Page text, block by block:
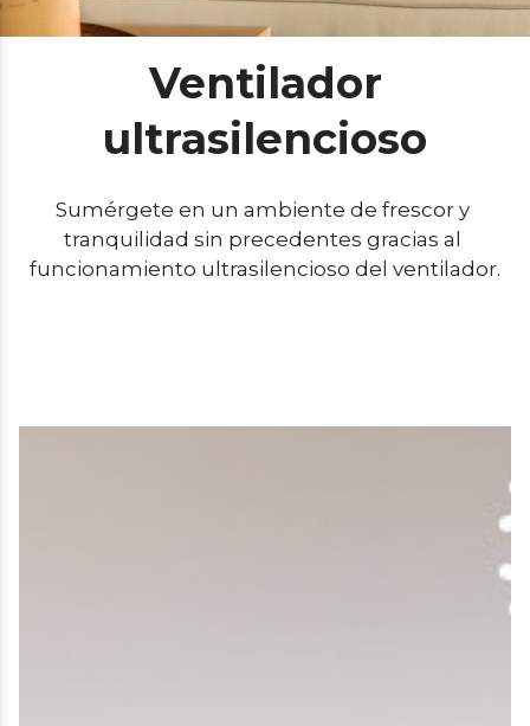
Ventilador
ultrasilencioso
Sumérgete en un ambiente de frescor y
tranquilidad sin precedentes gracias al
funcionamiento ultrasilencioso del ventilador.